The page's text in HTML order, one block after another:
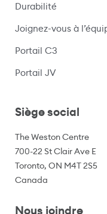
Durabilité
Joignez-vous à
Portail C3
Portail JV(s’ouvre
Siège social
The Weston Centre
700-22 St Clair Ave E
Toronto, ON M4T 2S5
Canada
Nous joindre